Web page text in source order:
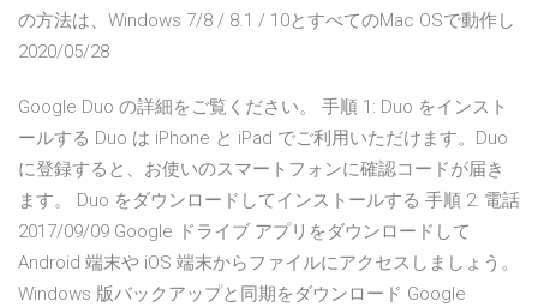
の方法は、Windows 7/8 / 8.1 / 10とすべてのMac OSで動作し
2020/05/28
Google Duo の詳細をご覧ください。 手順 1: Duo をインスト
ールする Duo は iPhone と iPad でご利用いただけます。Duo
に登録すると、お使いのスマートフォンに確認コードが届き
ます。 Duo をダウンロードしてインストールする 手順 2: 電話
2017/09/09 Google ドライブ アプリをダウンロードして
Android 端末や iOS 端末からファイルにアクセスしましょう。
Windows 版バックアップと同期をダウンロード Google